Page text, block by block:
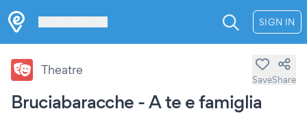
SIGN IN
Bruciabaracche - A te e famiglia
Theatre
SaveShare